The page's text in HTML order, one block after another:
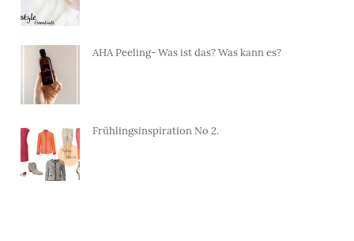
AHA Peeling- Was ist das? Was kann es?
Frühlingsinspiration No 2.